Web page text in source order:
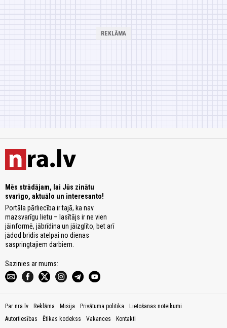
Mēs strādājam, lai Jūs zinātu
svarīgo, aktuālo un interesanto!
Portāla pārliecība ir tajā, ka nav
mazsvarīgu lietu – lasītājs ir ne vien
jāinformē, jābrīdina un jāizglīto, bet arī
jādod brīdis atelpai no dienas
saspringtajiem darbiem.
Sazinies ar mums:
Par nra.lv Reklāma Misija Privātuma politika
Lietošanas noteikumi
Autortiesības
Ētikas kodekss Vakances Kontakti